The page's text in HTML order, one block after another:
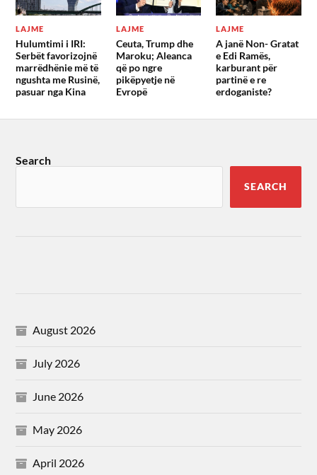
LAJME
Hulumtimi i IRI:
Serbët favorizojnë
marrëdhënie më të
ngushta me Rusinë,
pasuar nga Kina
LAJME
Ceuta, Trump dhe
Maroku; Aleanca
që po ngre
pikëpyetje në
Evropë
LAJME
A janë Non- Gratat
e Edi Ramës,
karburant për
partinë e re
erdoganiste?
Search
SEARCH
August 2026
July 2026
June 2026
May 2026
April 2026